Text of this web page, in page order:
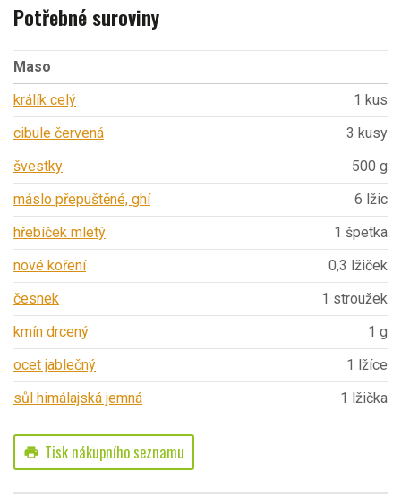
Potřebné suroviny
Maso
králík celý
1 kus
cibule červená
3 kusy
švestky
500 g
máslo přepuštěné, ghí
6 lžic
hřebíček mletý
1 špetka
nové koření
0,3 lžiček
česnek
1 stroužek
kmín drcený
1 g
ocet jablečný
1 lžíce
sůl himálajská jemná
1 lžička
print Tisk nákupního seznamu